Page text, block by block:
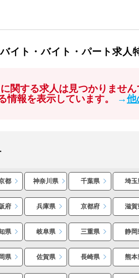
イト・バイト・パート求人
関する求人は見つかりません
情報を表示しています。
→他
都 神奈川県 千葉県 埼玉
府 兵庫県 京都府 滋賀
県 岐阜県 三重県 静岡
県 佐賀県 長崎県 熊本